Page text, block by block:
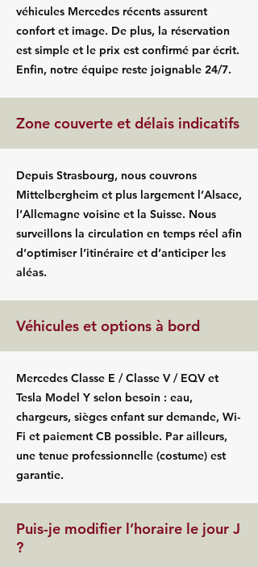
véhicules Mercedes récents assurent
confort et image. De plus, la réservation
est simple et le prix est confirmé par écrit.
Enfin, notre équipe reste joignable 24/7.
Zone couverte et délais indicatifs
Depuis Strasbourg, nous couvrons
Mittelbergheim et plus largement l’Alsace,
l’Allemagne voisine et la Suisse. Nous
surveillons la circulation en temps réel afin
d’optimiser l’itinéraire et d’anticiper les
aléas.
Véhicules et options à bord
Mercedes Classe E / Classe V / EQV et
Tesla Model Y selon besoin : eau,
chargeurs, sièges enfant sur demande, Wi-
Fi et paiement CB possible. Par ailleurs,
une tenue professionnelle (costume) est
garantie.
Puis-je modifier l’horaire le jour J
?